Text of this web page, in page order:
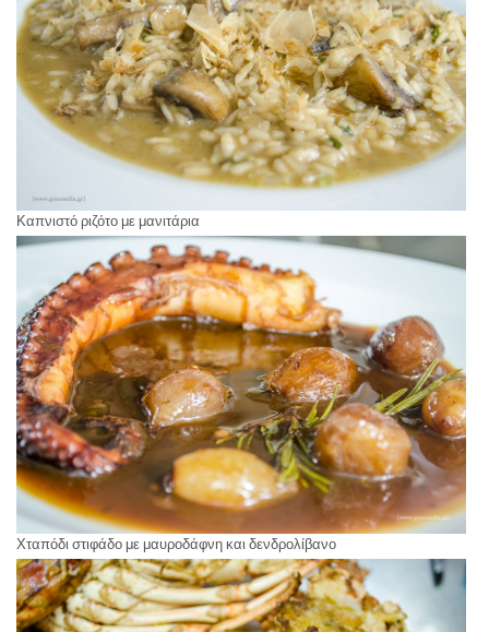
Καπνιστό ριζότο με μανιτάρια
Χταπόδι στιφάδο με μαυροδάφνη και δενδρολίβανο